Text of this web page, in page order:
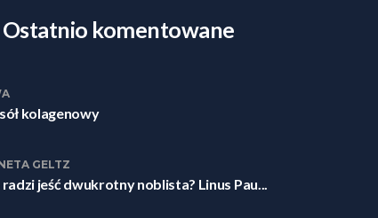
Ostatnio komentowane
kolagenowy
GELTZ
radzi jeść dwukrotny noblista? Linus Pau...